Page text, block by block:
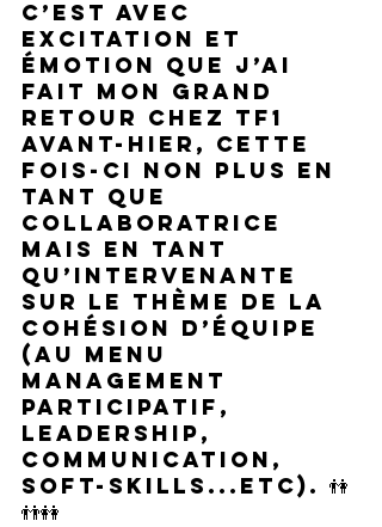
C’est avec
excitation et
émotion que j’ai
fait mon grand
retour chez TF1
avant-hier, cette
fois-ci non plus en
tant que
collaboratrice
mais en tant
qu’intervenante
sur le thème de la
cohésion d’équipe
(au menu
management
participatif,
leadership,
communication,
soft-skilLs...etc). 👫
👬👭